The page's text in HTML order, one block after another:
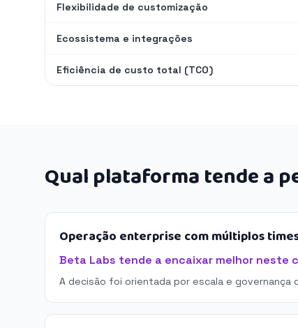
Flexibilidade de customização
Ecossistema e integrações
Eficiência de custo total (TCO)
Qual plataforma tende a
Operação enterprise com múltiplos
Beta Labs tende a encaixar melhor neste
A decisão foi orientada por escala e governança